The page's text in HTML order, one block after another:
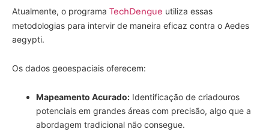
Atualmente, o programa TechDengue utiliza essas
metodologias para intervir de maneira eficaz contra o Aedes
aegypti.
Os dados geoespaciais oferecem:
Mapeamento Acurado: Identificação de criadouros
potenciais em grandes áreas com precisão, algo que a
abordagem tradicional não consegue.